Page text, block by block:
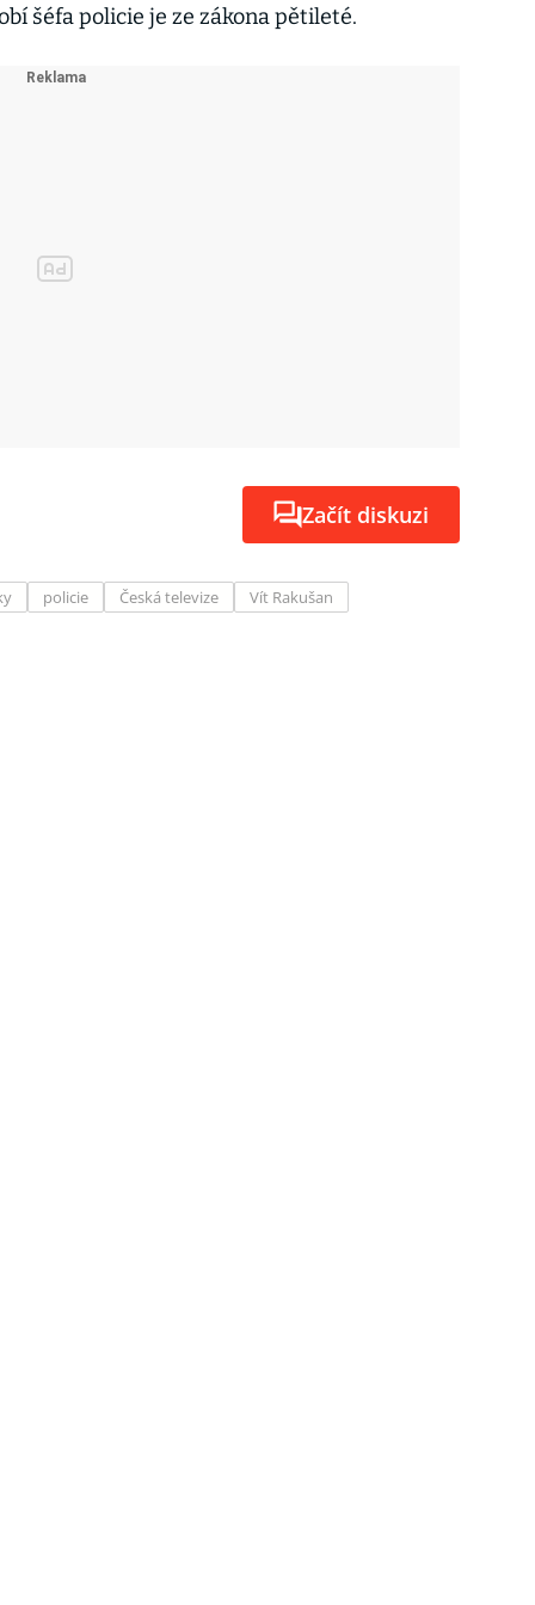
šéfa policie je ze zákona pětileté.
Začít diskuzi
policie Česká televize Vít Rakušan